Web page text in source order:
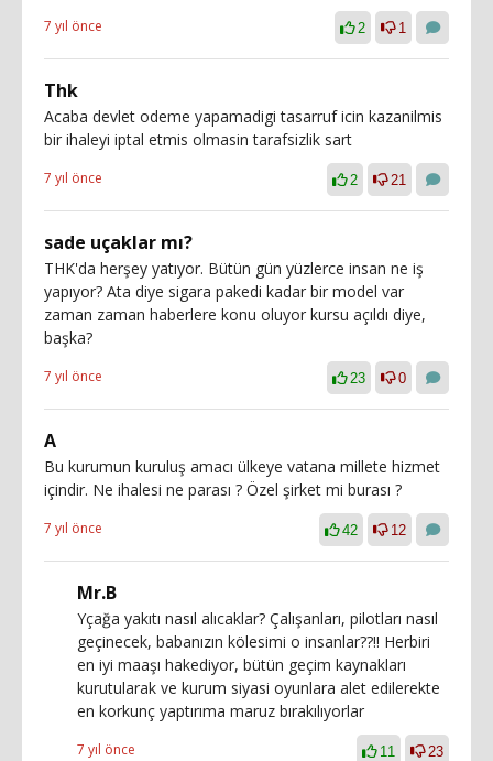
7 yıl önce 2 1
Thk
Acaba devlet odeme yapamadigi tasarruf icin kazanilmis
bir ihaleyi iptal etmis olmasin tarafsizlik sart
7 yıl önce 2 21
sade uçaklar mı?
THK'da herşey yatıyor. Bütün gün yüzlerce insan ne iş
yapıyor? Ata diye sigara pakedi kadar bir model var
zaman zaman haberlere konu oluyor kursu açıldı diye,
başka?
7 yıl önce 23 0
A
Bu kurumun kuruluş amacı ülkeye vatana millete hizmet
içindir. Ne ihalesi ne parası ? Özel şirket mi burası ?
7 yıl önce 42 12
Mr.B
Yçağa yakıtı nasıl alıcaklar? Çalışanları, pilotları nasıl
geçinecek, babanızın kölesimi o insanlar??!! Herbiri
en iyi maaşı hakediyor, bütün geçim kaynakları
kurutularak ve kurum siyasi oyunlara alet edilerekte
en korkunç yaptırıma maruz bırakılıyorlar
7 yıl önce 11 23